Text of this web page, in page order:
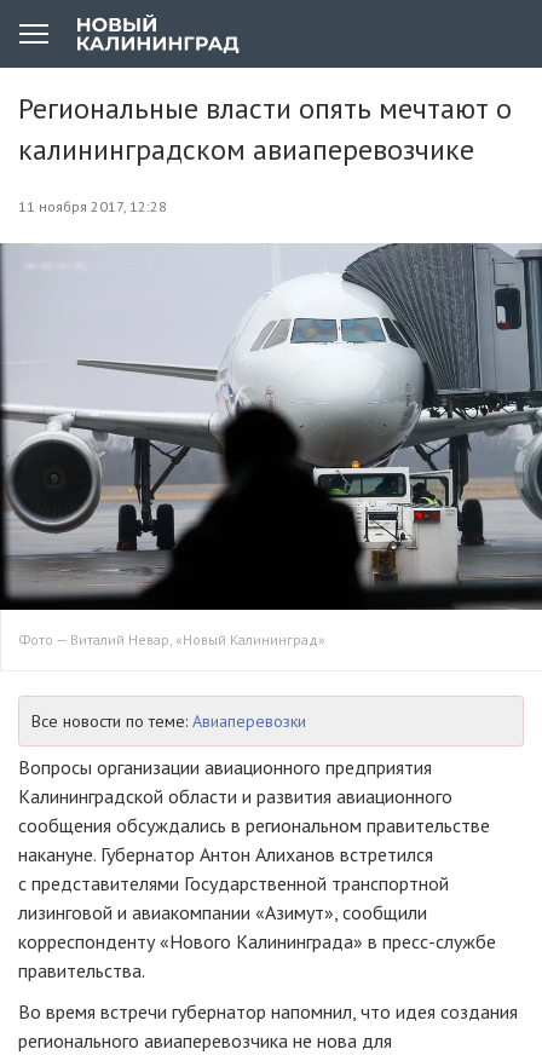
Региональные власти опять мечтают о
калининградском авиаперевозчике
11 ноября 2017, 12:28
Фото — Виталий Невар, «Новый Калининград»
Все новости по теме: Авиаперевозки
Вопросы организации авиационного предприятия
Калининградской области и развития авиационного
сообщения обсуждались в региональном правительстве
накануне. Губернатор Антон Алиханов встретился
с представителями Государственной транспортной
лизинговой и авиакомпании «Азимут», сообщили
корреспонденту «Нового Калининграда» в пресс-службе
правительства.
Во время встречи губернатор напомнил, что идея создания
регионального авиаперевозчика не нова для